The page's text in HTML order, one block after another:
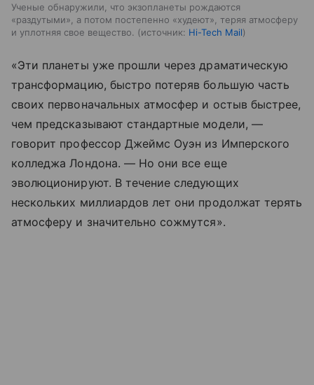
Ученые обнаружили, что экзопланеты рождаются
«раздутыми», а потом постепенно «худеют», теряя атмосферу
и уплотняя свое вещество.
источник: Hi-Tech Mail
«Эти планеты уже прошли через драматическую
трансформацию, быстро потеряв большую часть
своих первоначальных атмосфер и остыв быстрее,
чем предсказывают стандартные модели, —
говорит профессор Джеймс Оуэн из Имперского
колледжа Лондона. — Но они все еще
эволюционируют. В течение следующих
нескольких миллиардов лет они продолжат терять
атмосферу и значительно сожмутся».